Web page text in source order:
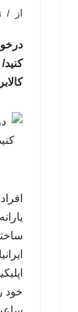
از